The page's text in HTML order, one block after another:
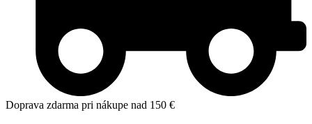
Doprava zdarma pri nákupe nad 150 €